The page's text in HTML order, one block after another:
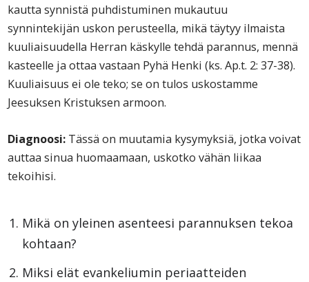
kautta synnistä puhdistuminen mukautuu
synnintekijän uskon perusteella, mikä täytyy ilmaista
kuuliaisuudella Herran käskylle tehdä parannus, mennä
kasteelle ja ottaa vastaan Pyhä Henki (ks. Ap.t. 2: 37-38).
Kuuliaisuus ei ole teko; se on tulos uskostamme
Jeesuksen Kristuksen armoon.
Diagnoosi: Tässä on muutamia kysymyksiä, jotka voivat
auttaa sinua huomaamaan, uskotko vähän liikaa
tekoihisi.
Mikä on yleinen asenteesi parannuksen tekoa
kohtaan?
Miksi elät evankeliumin periaatteiden